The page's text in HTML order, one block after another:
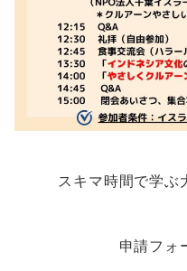
スキマ時間で学ぶ
申請フォ